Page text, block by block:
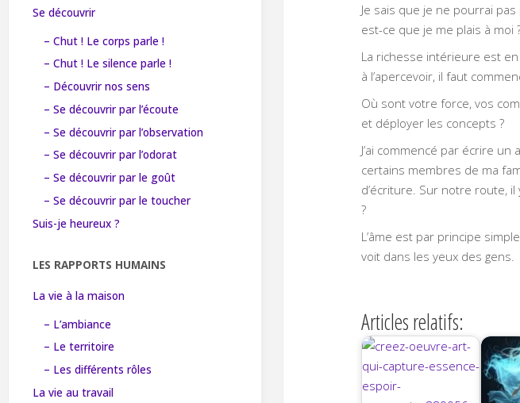
Je sais que je ne pourrai
est-ce que je me plais à moi
La richesse intérieure est
à l’apercevoir, il faut
Où sont votre force, vos
et déployer les concepts ?
J’ai commencé par écrire
certains membres de ma
d’écriture. Sur notre route,
?
L’âme est par principe
voit dans les yeux des gens.
Articles relatifs:
Se découvrir
– Chut ! Le corps parle !
– Chut ! Le silence parle !
– Découvrir nos sens
– Se découvrir par l’écoute
– Se découvrir par l’observation
– Se découvrir par l’odorat
– Se découvrir par le goût
– Se découvrir par le toucher
Suis-je heureux ?
LES RAPPORTS HUMAINS
La vie à la maison
– L’ambiance
– Le territoire
– Les différents rôles
La vie au travail